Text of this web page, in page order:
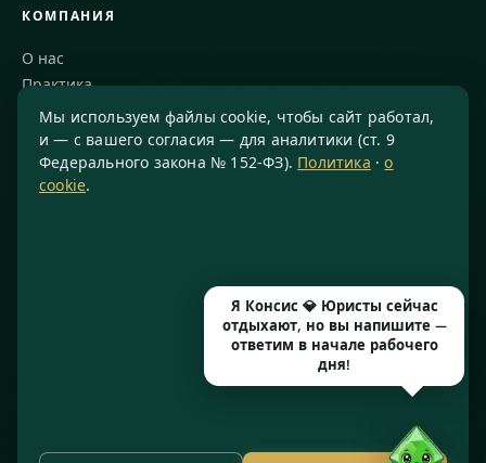
КОМПАНИЯ
О нас
Практика
Блог
Команда
Благодарности
Москва, Варшавское шоссе, д. 1А, помещение 14/7
© 2016–2026 ООО «КОНСИС» · ИНН 7724372334 · КПП 772601001
Мы используем файлы cookie, чтобы сайт работал,
и — с вашего согласия — для аналитики (ст. 9
Федерального закона № 152-ФЗ). Политика ·о
cookie.
Я Консис 💎 Юристы сейчас
отдыхают, но вы напишите —
ответим в начале рабочего
дня!